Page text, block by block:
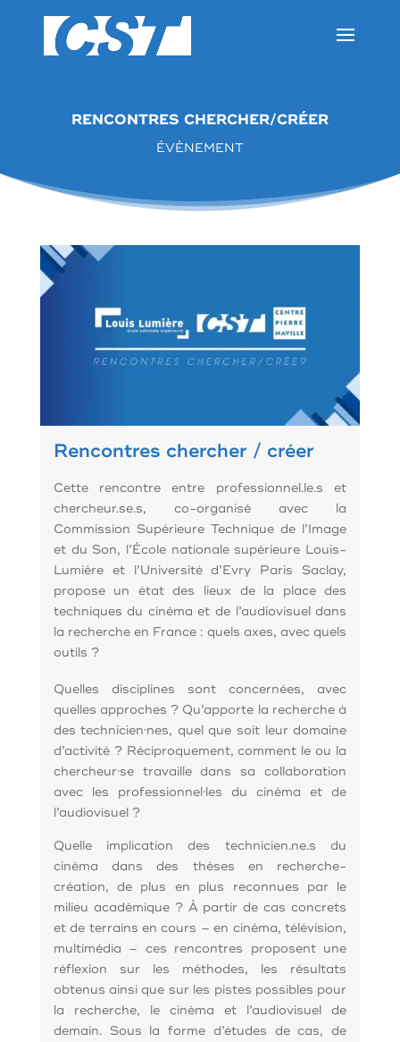
RENCONTRES CHERCHER/CRÉER
ÉVÈNEMENT
Rencontres chercher / créer
Cette rencontre entre professionnel.le.s et
chercheur.se.s, co-organisé avec la
Commission Supérieure Technique de l’Image
et du Son, l’École nationale supérieure Louis-
Lumière et l’Université d’Evry Paris Saclay,
propose un état des lieux de la place des
techniques du cinéma et de l’audiovisuel dans
la recherche en France : quels axes, avec quels
outils ?
Quelles disciplines sont concernées, avec
quelles approches ? Qu’apporte la recherche à
des technicien·nes, quel que soit leur domaine
d’activité ? Réciproquement, comment le ou la
chercheur·se travaille dans sa collaboration
avec les professionnel·les du cinéma et de
l’audiovisuel ?
Quelle implication des technicien.ne.s du
cinéma dans des thèses en recherche-
création, de plus en plus reconnues par le
milieu académique ? À partir de cas concrets
et de terrains en cours – en cinéma, télévision,
multimédia – ces rencontres proposent une
réflexion sur les méthodes, les résultats
obtenus ainsi que sur les pistes possibles pour
la recherche, le cinéma et l’audiovisuel de
demain. Sous la forme d’études de cas, de